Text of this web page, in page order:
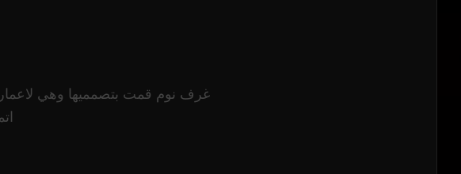
غرف نوم قمت بتصمميها وهي لاعمار